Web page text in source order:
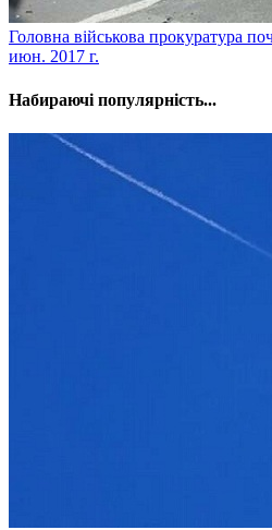
​Головна військова прокуратура
июн. 2017 г.
Набираючі популярність...